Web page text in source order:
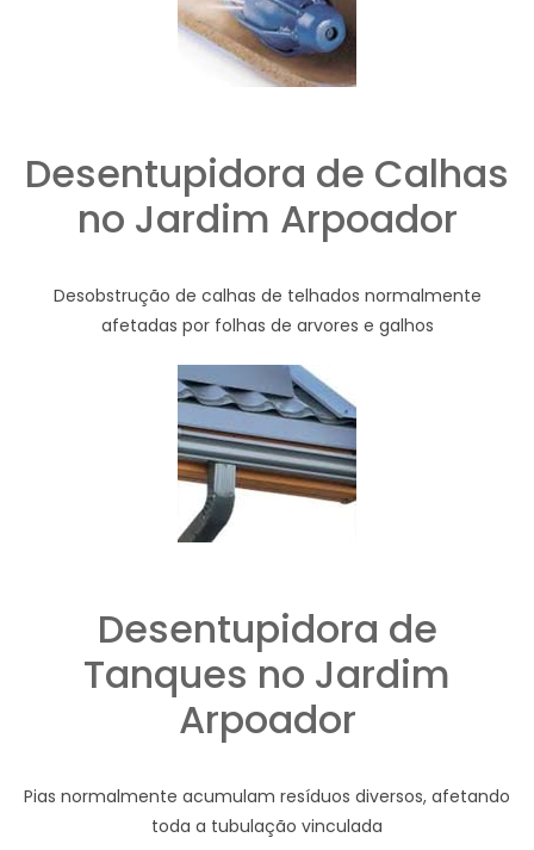
Desentupidora de Calhas
no Jardim Arpoador
Desobstrução de calhas de telhados normalmente
afetadas por folhas de arvores e galhos
Desentupidora de
Tanques no Jardim
Arpoador
Pias normalmente acumulam resíduos diversos, afetando
toda a tubulação vinculada